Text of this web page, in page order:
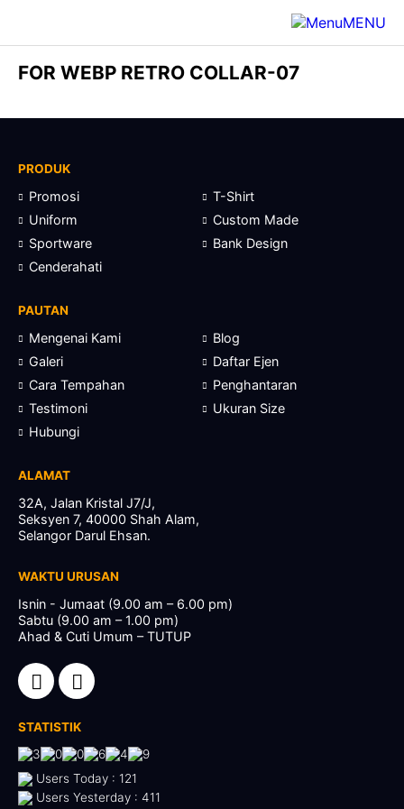
MENU
FOR WEBP RETRO COLLAR-07
PRODUK
Promosi
T-Shirt
Uniform
Custom Made
Sportware
Bank Design
Cenderahati
PAUTAN
Mengenai Kami
Blog
Galeri
Daftar Ejen
Cara Tempahan
Penghantaran
Testimoni
Ukuran Size
Hubungi
ALAMAT
32A, Jalan Kristal J7/J,
Seksyen 7, 40000 Shah Alam,
Selangor Darul Ehsan.
WAKTU URUSAN
Isnin - Jumaat (9.00 am – 6.00 pm)
Sabtu (9.00 am – 1.00 pm)
Ahad & Cuti Umum – TUTUP
STATISTIK
Users Today : 121
Users Yesterday : 411